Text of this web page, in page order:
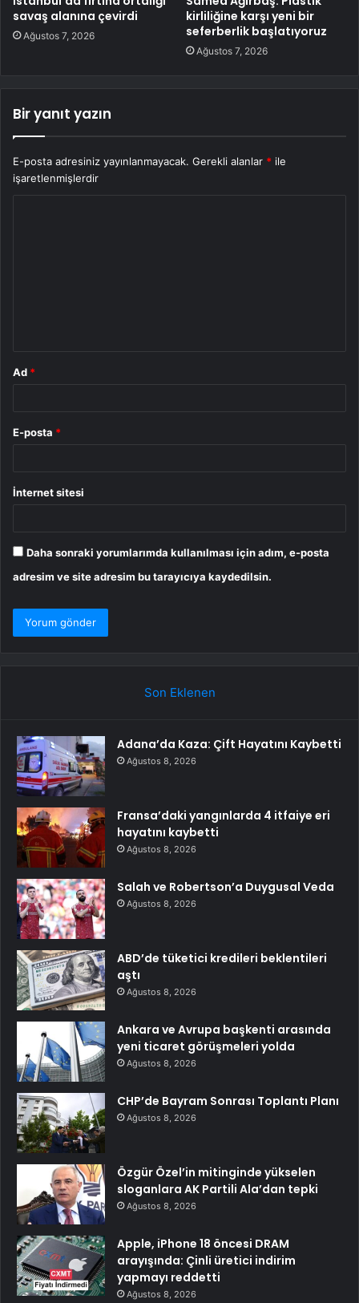
savaş alanına çevirdi
Ağustos 7, 2026
kirliliğine karşı yeni bir
seferberlik başlatıyoruz
Ağustos 7, 2026
Bir yanıt yazın
E-posta adresiniz yayınlanmayacak. Gerekli alanlar * ile
işaretlenmişlerdir
Ad *
E-posta *
İnternet sitesi
Daha sonraki yorumlarımda kullanılması için adım, e-posta
adresim ve site adresim bu tarayıcıya kaydedilsin.
Son Eklenen
Adana’da Kaza: Çift Hayatını Kaybetti
Ağustos 8, 2026
Fransa’daki yangınlarda 4 itfaiye eri
hayatını kaybetti
Ağustos 8, 2026
Salah ve Robertson’a Duygusal Veda
Ağustos 8, 2026
ABD’de tüketici kredileri beklentileri
aştı
Ağustos 8, 2026
Ankara ve Avrupa başkenti arasında
yeni ticaret görüşmeleri yolda
Ağustos 8, 2026
CHP’de Bayram Sonrası Toplantı Planı
Ağustos 8, 2026
Özgür Özel’in mitinginde yükselen
sloganlara AK Partili Ala’dan tepki
Ağustos 8, 2026
Apple, iPhone 18 öncesi DRAM
arayışında: Çinli üretici indirim
yapmayı reddetti
Ağustos 8, 2026